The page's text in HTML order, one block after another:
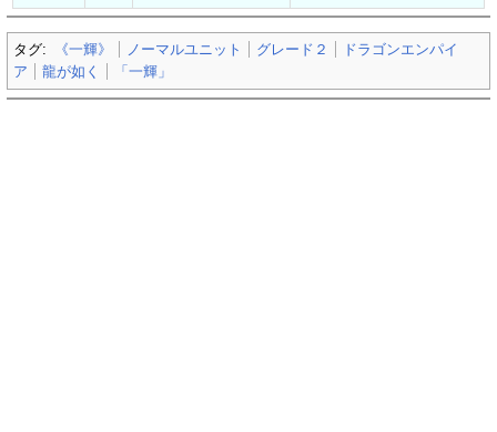
タグ: 《一輝》 ノーマルユニット グレード２
ドラゴンエンパイ
ア
龍が如く 「一輝」